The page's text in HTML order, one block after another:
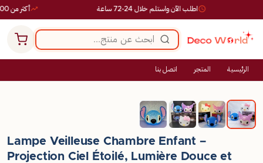
أكثر من 10,000 طلب ناجح اطلب الآن واستلم خلال 24-72 ساعة
الرئيسية المتجر اتصل بنا
Lampe Veilleuse Chambre Enfant –
Projection Ciel Étoilé, Lumière Douce et